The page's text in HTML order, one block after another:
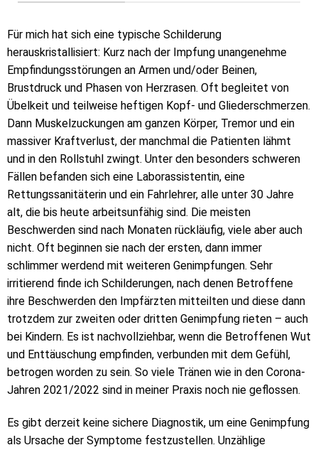
Für mich hat sich eine typische Schilderung
herauskristallisiert: Kurz nach der Impfung unangenehme
Empfindungsstörungen an Armen und/oder Beinen,
Brustdruck und Phasen von Herzrasen. Oft begleitet von
Übelkeit und teilweise heftigen Kopf- und Gliederschmerzen.
Dann Muskelzuckungen am ganzen Körper, Tremor und ein
massiver Kraftverlust, der manchmal die Patienten lähmt
und in den Rollstuhl zwingt. Unter den besonders schweren
Fällen befanden sich eine Laborassistentin, eine
Rettungssanitäterin und ein Fahrlehrer, alle unter 30 Jahre
alt, die bis heute arbeitsunfähig sind. Die meisten
Beschwerden sind nach Monaten rückläufig, viele aber auch
nicht. Oft beginnen sie nach der ersten, dann immer
schlimmer werdend mit weiteren Genimpfungen. Sehr
irritierend finde ich Schilderungen, nach denen Betroffene
ihre Beschwerden den Impfärzten mitteilten und diese dann
trotzdem zur zweiten oder dritten Genimpfung rieten – auch
bei Kindern. Es ist nachvollziehbar, wenn die Betroffenen Wut
und Enttäuschung empfinden, verbunden mit dem Gefühl,
betrogen worden zu sein. So viele Tränen wie in den Corona-
Jahren 2021/2022 sind in meiner Praxis noch nie geflossen.
Es gibt derzeit keine sichere Diagnostik, um eine Genimpfung
als Ursache der Symptome festzustellen. Unzählige